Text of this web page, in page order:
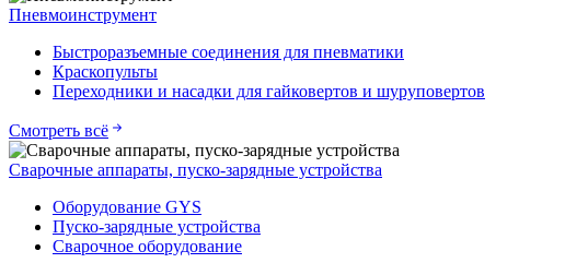
Пневмоинструмент
Быстроразъемные соединения для пневматики
Краскопульты
Переходники и насадки для гайковертов и шуруповертов
Смотреть всё
Сварочные аппараты, пуско-зарядные устройства
Оборудование GYS
Пуско-зарядные устройства
Сварочное оборудование